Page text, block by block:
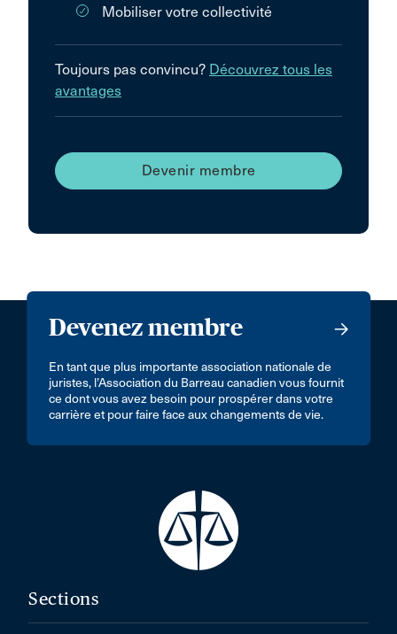
Mobiliser votre collectivité
Toujours pas convincu? Découvrez tous les
avantages
Devenir membre
Devenez membre
En tant que plus importante association nationale de
juristes, l’Association du Barreau canadien vous fournit
ce dont vous avez besoin pour prospérer dans votre
carrière et pour faire face aux changements de vie.
Sections